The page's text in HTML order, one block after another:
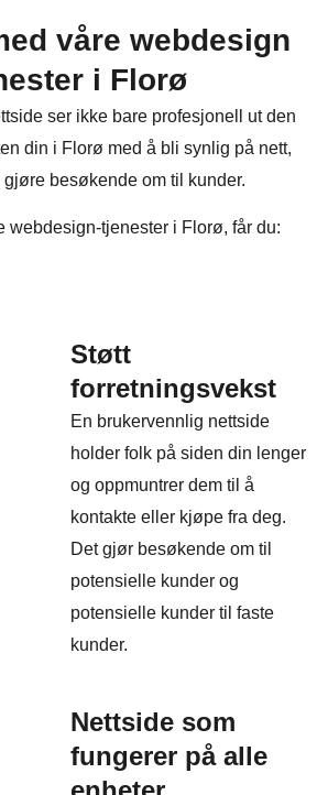
våre webdesign
i Florø
ser ikke bare profesjonell ut den
din i Florø med å bli synlig på nett,
gjøre besøkende om til kunder.
webdesign-tjenester i Florø, får du:
Støtt
forretningsvekst
En brukervennlig nettside
holder folk på siden din lenger
og oppmuntrer dem til å
kontakte eller kjøpe fra deg.
Det gjør besøkende om til
potensielle kunder og
potensielle kunder til faste
kunder.
Nettside som
fungerer på alle